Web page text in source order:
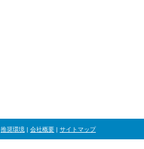
推奨環境 | 会社概要 | サイトマップ